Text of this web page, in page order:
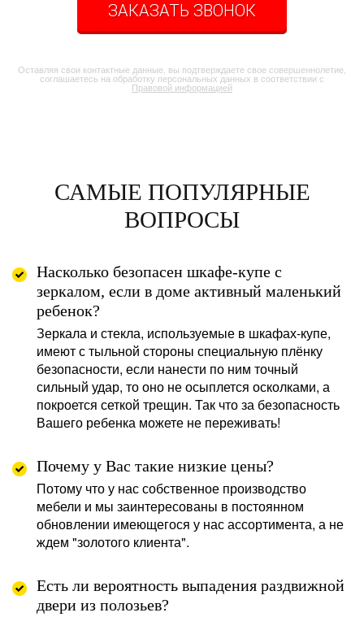
ЗАКАЗАТЬ ЗВОНОК
Оставляя свои контактные данные, вы подтверждаете свое совершеннолетие,
соглашаетесь на обработку персональных данных в соответствии с
Правовой информацией
САМЫЕ ПОПУЛЯРНЫЕ
ВОПРОСЫ
Насколько безопасен шкафе-купе с
зеркалом, если в доме активный маленький
ребенок?
Зеркала и стекла, используемые в шкафах-купе,
имеют с тыльной стороны специальную плёнку
безопасности, если нанести по ним точный
сильный удар, то оно не осыплется осколками, а
покроется сеткой трещин. Так что за безопасность
Вашего ребенка можете не переживать!
Почему у Вас такие низкие цены?
Потому что у нас собственное производство
мебели и мы заинтересованы в постоянном
обновлении имеющегося у нас ассортимента, а не
ждем "золотого клиента".
Есть ли вероятность выпадения раздвижной
двери из полозьев?